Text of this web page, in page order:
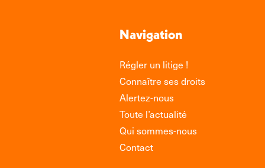
Navigation
Régler un litige !
Connaître ses droits
Alertez-nous
Toute l’actualité
Qui sommes-nous
Contact